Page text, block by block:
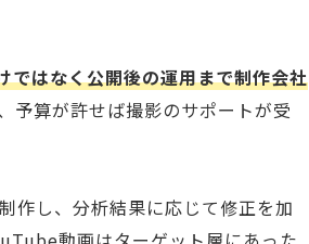
はなく公開後の運用まで制作会社
予算が許せば撮影のサポートが受
作し、分析結果に応じて修正を加